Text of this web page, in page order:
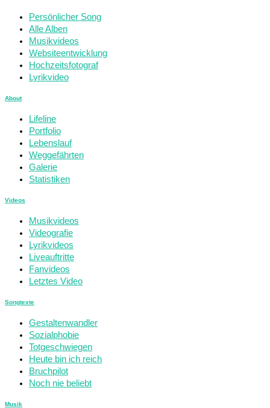
Persönlicher Song
Alle Alben
Musikvideos
Websiteentwicklung
Hochzeitsfotograf
Lyrikvideo
About
Lifeline
Portfolio
Lebenslauf
Weggefährten
Galerie
Statistiken
Videos
Musikvideos
Videografie
Lyrikvideos
Liveauftritte
Fanvideos
Letztes Video
Songtexte
Gestaltenwandler
Sozialphobie
Totgeschwiegen
Heute bin ich reich
Bruchpilot
Noch nie beliebt
Musik